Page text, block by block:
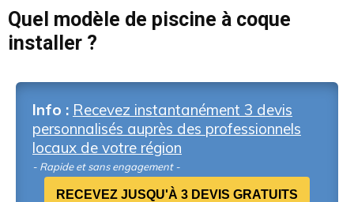
Quel modèle de piscine à coque
installer ?
Info : Recevez instantanément 3 devis
personnalisés auprès des professionnels
locaux de votre région
- Rapide et sans engagement -
RECEVEZ JUSQU'À 3 DEVIS GRATUITS